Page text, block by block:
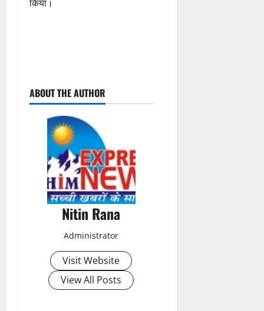
किया।
o
ABOUT THE AUTHOR
Nitin Rana
Administrator
Visit Website
View All Posts